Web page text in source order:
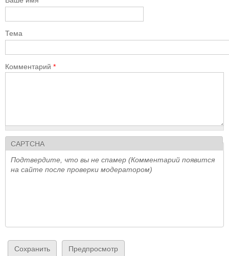
Тема
Комментарий *
CAPTCHA
Подтвердите, что вы не спамер (Комментарий появится
на сайте после проверки модератором)